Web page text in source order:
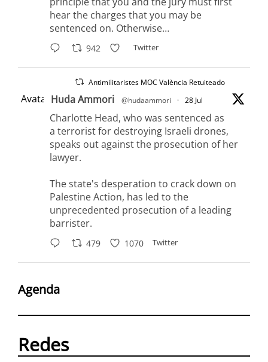
hear the charges that you may be
sentenced on. Otherwise…
942 Twitter
Antimilitaristes MOC València Retuiteado
Avatar Huda Ammori @hudaammori · 28 Jul
Charlotte Head, who was sentenced as
a terrorist for destroying Israeli drones,
speaks out against the prosecution of her
lawyer.
The state's desperation to crack down on
Palestine Action, has led to the
unprecedented prosecution of a leading
barrister.
479 1070 Twitter
AvatarAirwars
Anatomy of an AI Kill Chain
A visual project from Airwars and
@AINowInstitute breaks down how artificial
Agenda
Redes